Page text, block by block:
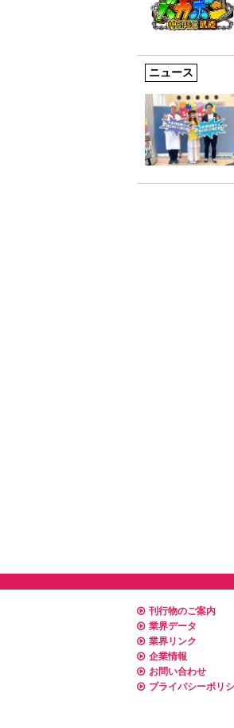
ニュース
刊行物のご案内
業界データ
業界リンク
企業情報
お問い合わせ
プライバシーポリ